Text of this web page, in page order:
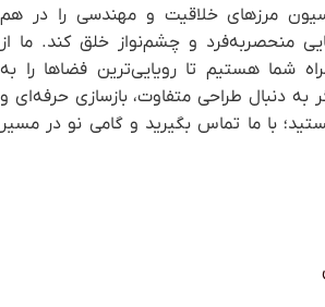
مرزهای خلاقیت و مهندسی را در هم
منحصر‌به‌فرد و چشم‌نواز خلق کند. ما از
شما هستیم تا رویایی‌ترین فضاها را به
به دنبال طراحی متفاوت، بازسازی حرفه‌ای و
با ما تماس بگیرید و گامی نو در مسیر